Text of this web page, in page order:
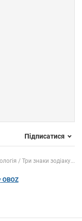
Підписатися
Три знаки зодіаку...
OBOZ